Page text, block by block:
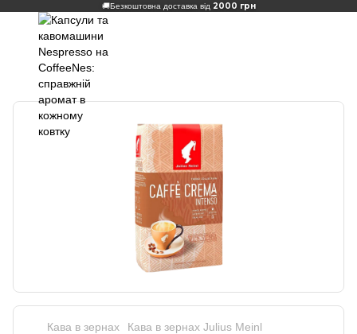
🚚Безкоштовна доставка від 2000 грн
Кава в зернах Кава в зернах Julius Meinl